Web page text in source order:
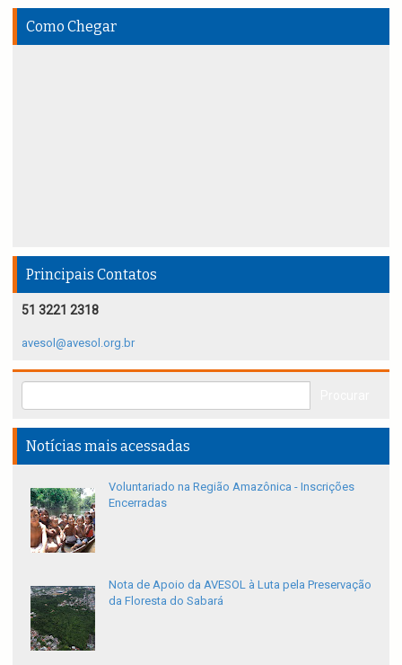
Como Chegar
Principais Contatos
51 3221 2318
avesol@avesol.org.br
Notícias mais acessadas
Voluntariado na Região Amazônica - Inscrições
Encerradas
Nota de Apoio da AVESOL à Luta pela Preservação
da Floresta do Sabará